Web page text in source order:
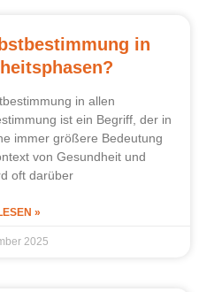
in
in allen
ist ein Begriff, der in
immer größere Bedeutung
von Gesundheit und
oft darüber
»
2025